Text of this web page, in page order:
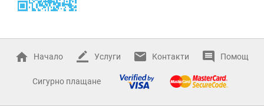
Начало Услуги Контакти Помощ
Сигурно плащане